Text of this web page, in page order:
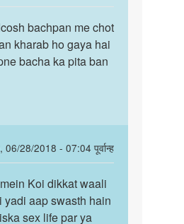
bachpan me chot
kharab ho gaya hai
bacha ka pita ban
06/28/2018 - 07:04 पूर्वान्ह
Koi dikkat waali
yadi aap swasth hain
sex life par ya